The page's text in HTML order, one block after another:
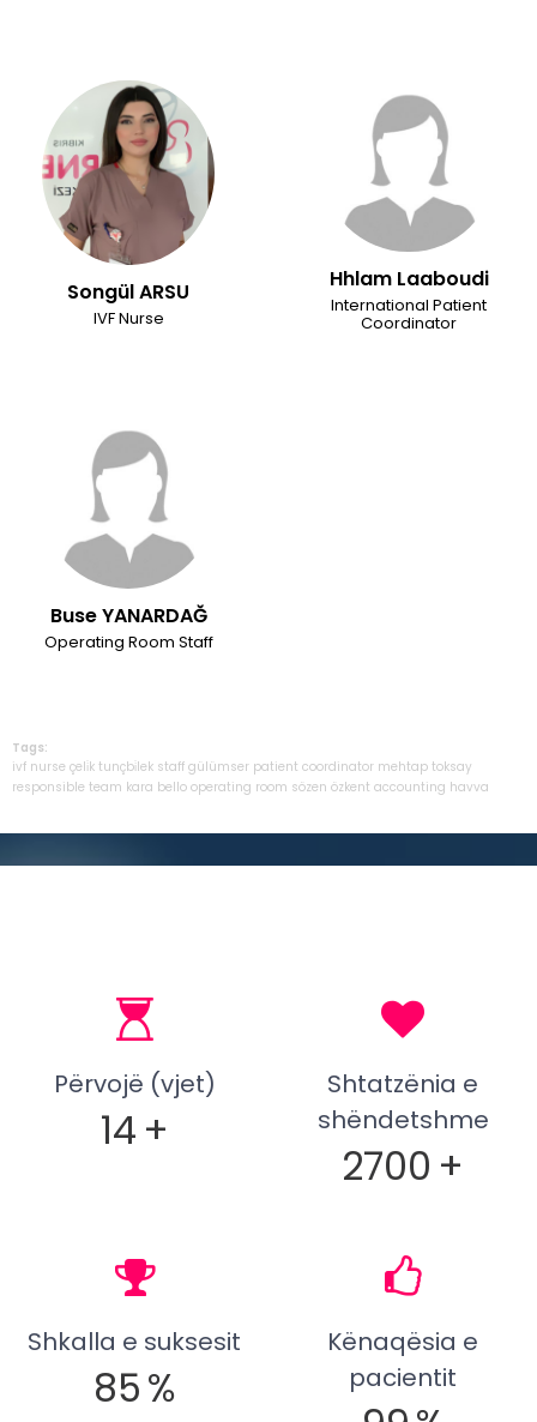
Songül ARSU
IVF Nurse
Hhlam Laaboudi
International Patient
Coordinator
Buse YANARDAĞ
Operating Room Staff
Tags:
ivf nurse çeli̇k tunçbi̇lek staff gülümser patient coordinator mehtap toksay
responsible team kara bello operating room sözen özkent accounting havva
Përvojë (vjet)
14 +
Shtatzënia e
shëndetshme
2700 +
Shkalla e suksesit
85%
Kënaqësia e
pacientit